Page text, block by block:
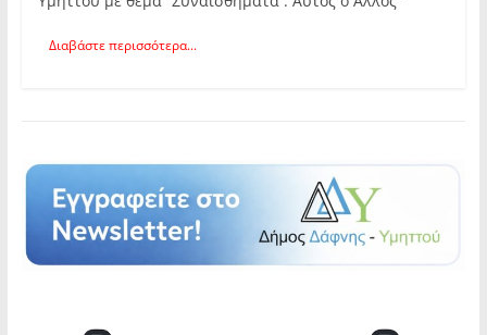
Διαβάστε περισσότερα...